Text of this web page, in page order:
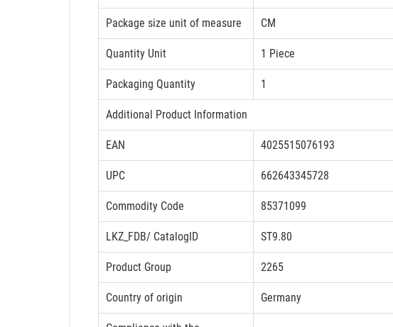
Package size unit of measure CM
Quantity Unit 1 Piece
Packaging Quantity 1
Additional Product Information
EAN 4025515076193
UPC 662643345728
Commodity Code 85371099
LKZ_FDB/ CatalogID ST9.80
Product Group 2265
Country of origin Germany